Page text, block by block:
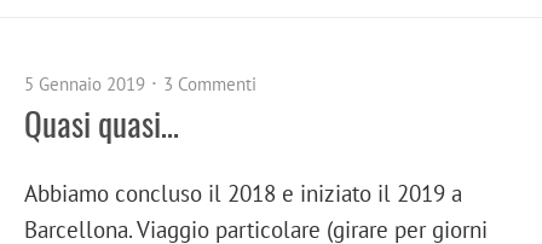
5 Gennaio 2019 3 Commenti
Quasi quasi…
Abbiamo concluso il 2018 e iniziato il 2019 a
Barcellona. Viaggio particolare (girare per giorni